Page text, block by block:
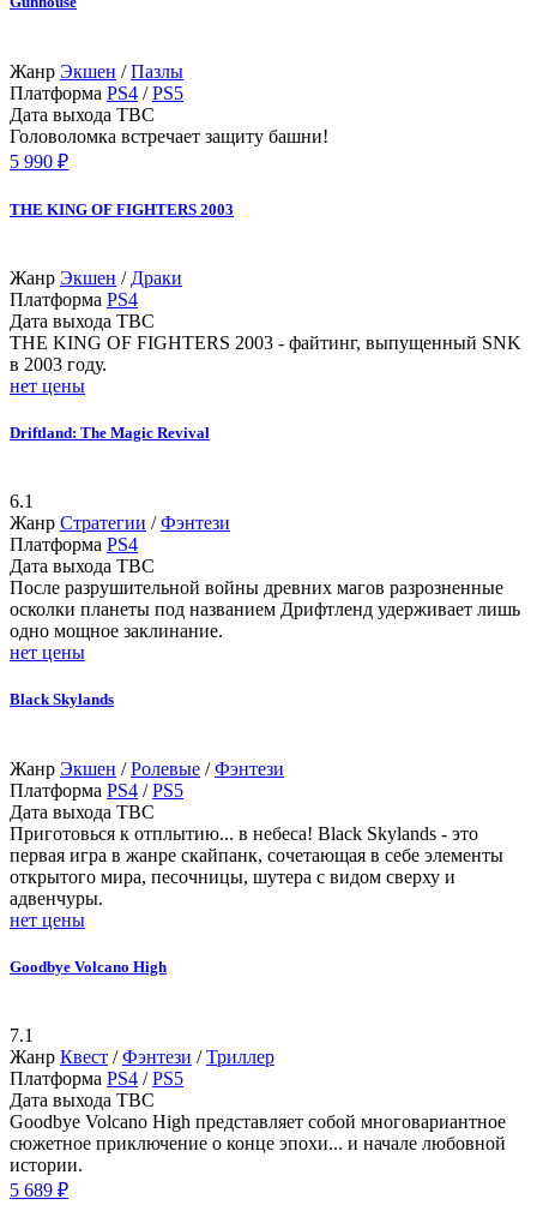
Жанр Экшен /Пазлы
Платформа PS4 /PS5
Дата выхода TBC
Головоломка встречает защиту башни!
5 990 ₽
THE KING OF FIGHTERS 2003
Жанр Экшен / Драки
Платформа PS4
Дата выхода TBC
THE KING OF FIGHTERS 2003 - файтинг, выпущенный SNK
в 2003 году.
нет цены
Driftland: The Magic Revival
6.1
Жанр Стратегии /Фэнтези
Платформа PS4
Дата выхода TBC
После разрушительной войны древних магов разрозненные
осколки планеты под названием Дрифтленд удерживает лишь
одно мощное заклинание.
нет цены
Black Skylands
Жанр Экшен /Ролевые /Фэнтези
Платформа PS4 /PS5
Дата выхода TBC
Приготовься к отплытию... в небеса! Black Skylands - это
первая игра в жанре скайпанк, сочетающая в себе элементы
открытого мира, песочницы, шутера с видом сверху и
адвенчуры.
нет цены
Goodbye Volcano High
7.1
Жанр Квест /Фэнтези /Триллер
Платформа PS4 /PS5
Дата выхода TBC
Goodbye Volcano High представляет собой многовариантное
сюжетное приключение о конце эпохи... и начале любовной
истории.
5 689 ₽